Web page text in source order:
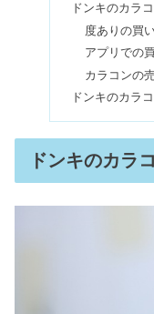
ドンキのカラ
度ありの買
アプリでの
カラコンの
ドンキのカラ
ドンキのカラ